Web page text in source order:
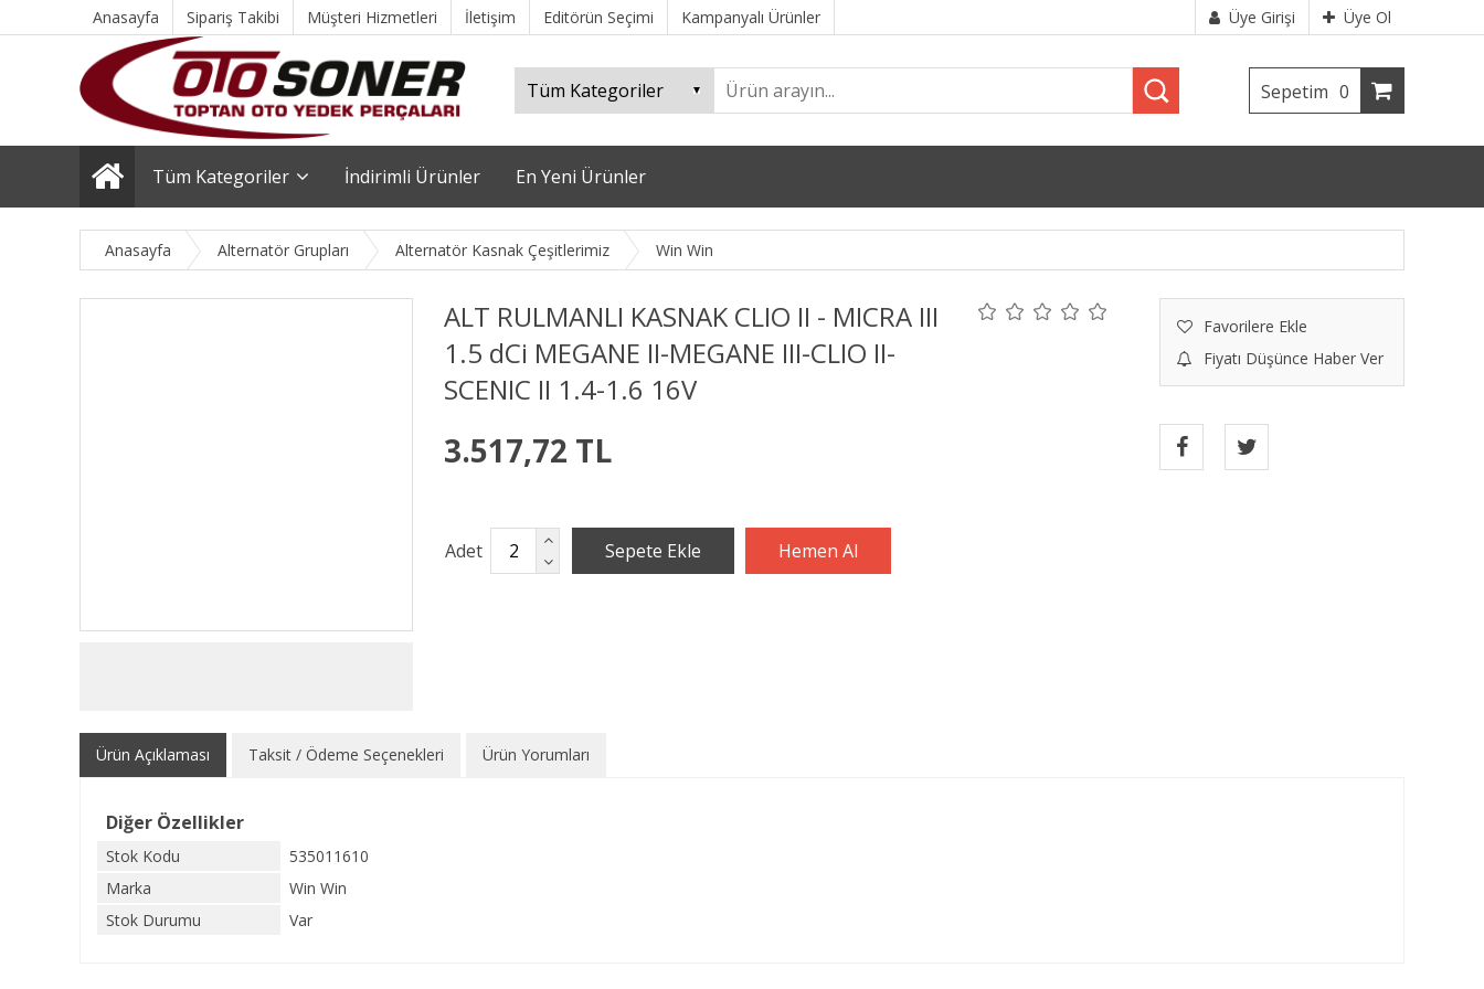
Anasayfa Sipariş Takibi Müşteri Hizmetleri İletişim Editörün Seçimi Kampanyalı Ürünler Üye Girişi Üye Ol
Sepetim 0
Tüm Kategoriler İndirimli Ürünler En Yeni Ürünler
Anasayfa Alternatör Grupları Alternatör Kasnak Çeşitlerimiz Win Win
ALT RULMANLI KASNAK CLIO II - MICRA III
1.5 dCi MEGANE II-MEGANE III-CLIO II-
SCENIC II 1.4-1.6 16V
Favorilere Ekle
Fiyatı Düşünce Haber Ver
3.517,72 TL
Adet
Ürün Açıklaması Taksit / Ödeme Seçenekleri Ürün Yorumları
Diğer Özellikler
Stok Kodu
535011610
Marka
Win Win
Stok Durumu
Var